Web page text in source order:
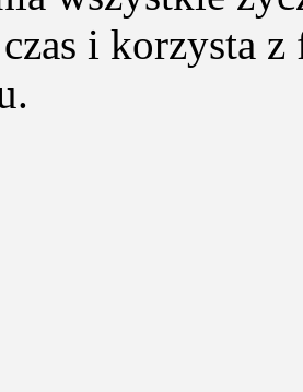
czas i korzysta